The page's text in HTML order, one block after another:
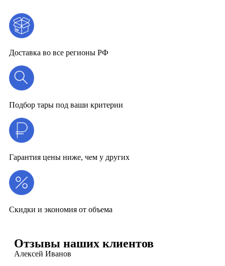
Доставка во все регионы РФ
Подбор тары под ваши критерии
Гарантия цены ниже, чем у других
Скидки и экономия от объема
Отзывы наших клиентов
Алексей Иванов